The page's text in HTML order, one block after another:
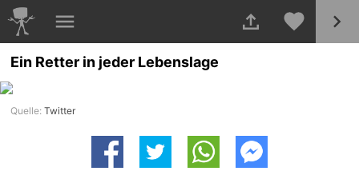
Ein Retter in jeder Lebenslage
Quelle:Twitter